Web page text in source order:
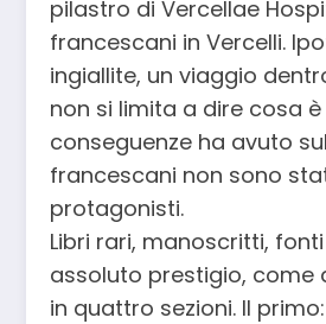
pilastro di Vercellae
francescani in Vercelli.
ingiallite, un viaggio
non si limita a dire cosa
conseguenze ha avuto
francescani non sono
protagonisti.
Libri rari, manoscritti,
assoluto prestigio, come
in quattro sezioni. Il